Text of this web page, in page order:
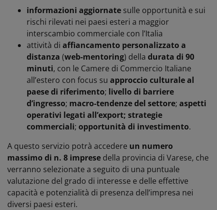
informazioni aggiornate sulle opportunità e sui
rischi rilevati nei paesi esteri a maggior
interscambio commerciale con l’Italia
attività di affiancamento personalizzato a
distanza (web-mentoring) della durata di 90
minuti, con le Camere di Commercio Italiane
all’estero con focus su approccio culturale al
paese di riferimento; livello di barriere
d’ingresso; macro-tendenze del settore; aspetti
operativi legati all’export; strategie
commerciali; opportunità di investimento.
A questo servizio potrà accedere un numero
massimo di n. 8 imprese della provincia di Varese, che
verranno selezionate a seguito di una puntuale
valutazione del grado di interesse e delle effettive
capacità e potenzialità di presenza dell’impresa nei
diversi paesi esteri.